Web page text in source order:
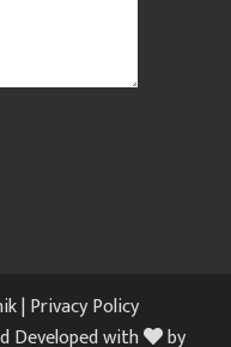
|Privacy Policy
Developed with
by